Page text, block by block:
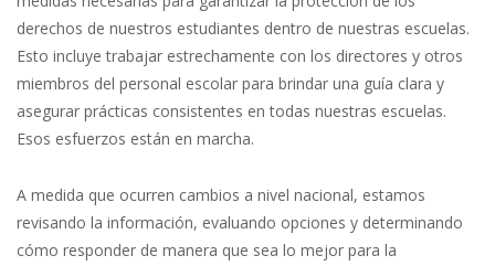
derechos de nuestros estudiantes dentro de nuestras escuelas.
Esto incluye trabajar estrechamente con los directores y otros
miembros del personal escolar para brindar una guía clara y
asegurar prácticas consistentes en todas nuestras escuelas.
Esos esfuerzos están en marcha.
A medida que ocurren cambios a nivel nacional, estamos
revisando la información, evaluando opciones y determinando
cómo responder de manera que sea lo mejor para la